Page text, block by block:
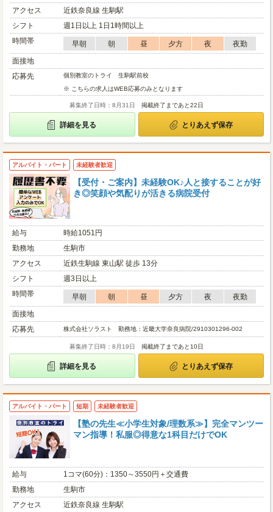
アクセス
近鉄奈良線 生駒駅
シフト
週1日以上 1日1時間以上
時間帯
早朝 朝 昼 夕方 夜
夜勤
面接地
応募先
個別教室のトライ 生駒駅前校
※ こちらの求人はWEB応募のみとなります
募集終了日時：8月31日 掲載終了まであと22日
詳細を見る とりあえず保存
アルバイト・パート 未経験者歓迎
【受付・ご案内】未経験OK♪人と接することが好
き◎笑顔や気配りが活きる病院受付
給与
時給1051円
勤務地
生駒市
アクセス
近鉄生駒線 東山駅 徒歩 13分
シフト
週3日以上
時間帯
早朝 朝 昼 夕方 夜
夜勤
面接地
応募先
株式会社ソラスト 勤務地：近畿大学奈良病院/2910301296-002
募集終了日時：8月19日 掲載終了まであと10日
詳細を見る とりあえず保存
アルバイト・パート 短期 未経験者歓迎
【塾の先生≪小学生対象/理数系≫】完全マンツー
マン指導！私服◎得意な1科目だけでOK
給与
1コマ(60分)：1350～3550円＋交通費
勤務地
生駒市
アクセス
近鉄奈良線 生駒駅